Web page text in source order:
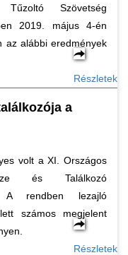
Szövetség
2019. május 4-én
az alábbi eredmények
Részletek
a
volt a XI. Országos
és Találkozó
A rendben lezajló
számos megjelent
Részletek